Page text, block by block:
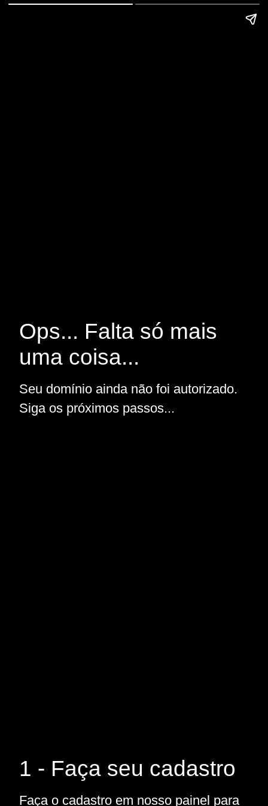
Ops... Falta só mais
uma coisa...
Seu domínio ainda não foi autorizado.
Siga os próximos passos...
1 - Faça seu cadastro
Faça o cadastro em nosso painel para